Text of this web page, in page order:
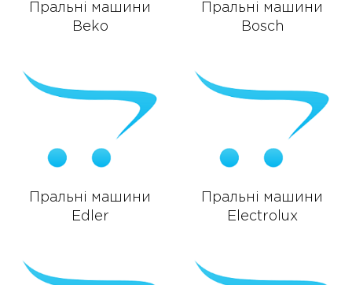
Пральні машини
Beko
Пральні машини
Bosch
Пральні машини
Edler
Пральні машини
Electrolux